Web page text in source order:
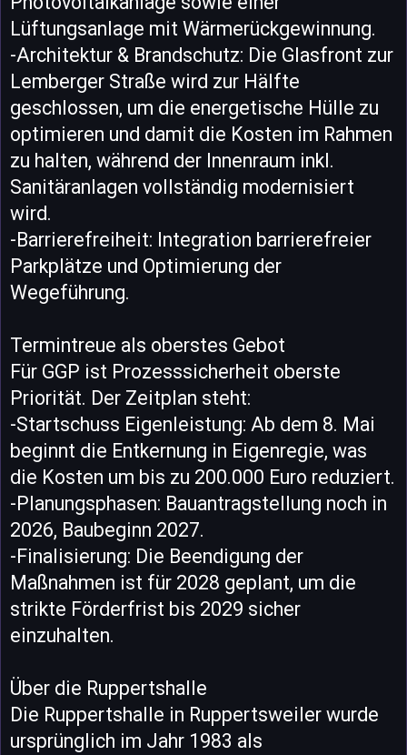
Lüftungsanlage mit Wärmerückgewinnung.
-Architektur & Brandschutz: Die Glasfront zur
Lemberger Straße wird zur Hälfte
geschlossen, um die energetische Hülle zu
optimieren und damit die Kosten im Rahmen
zu halten, während der Innenraum inkl.
Sanitäranlagen vollständig modernisiert
wird.
-Barrierefreiheit: Integration barrierefreier
Parkplätze und Optimierung der
Wegeführung.
Termintreue als oberstes Gebot
Für GGP ist Prozesssicherheit oberste
Priorität. Der Zeitplan steht:
-Startschuss Eigenleistung: Ab dem 8. Mai
beginnt die Entkernung in Eigenregie, was
die Kosten um bis zu 200.000 Euro reduziert.
-Planungsphasen: Bauantragstellung noch in
2026, Baubeginn 2027.
-Finalisierung: Die Beendigung der
Maßnahmen ist für 2028 geplant, um die
strikte Förderfrist bis 2029 sicher
einzuhalten.
Über die Ruppertshalle
Die Ruppertshalle in Ruppertsweiler wurde
ursprünglich im Jahr 1983 als